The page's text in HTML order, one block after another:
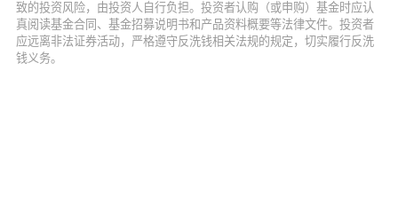
致的投资风险，由投资人自行负担。投资者认购（或申购）基金时应认
真阅读基金合同、基金招募说明书和产品资料概要等法律文件。投资者
应远离非法证券活动，严格遵守反洗钱相关法规的规定，切实履行反洗
钱义务。